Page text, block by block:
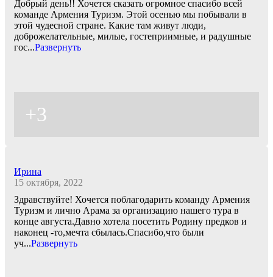
Добрый день!! Хочется сказать огромное спасибо всей
команде Армения Туризм. Этой осенью мы побывали в
этой чудесной стране. Какие там живут люди,
доброжелательные, милые, гостеприимные, и радушные
гос...Развернуть
+3
Ирина
15 октября, 2022
Здравствуйте! Хочется поблагодарить команду Армения
Туризм и лично Арама за организацию нашего тура в
конце августа.Давно хотела посетить Родину предков и
наконец -то,мечта сбылась.Спасибо,что были
уч...Развернуть